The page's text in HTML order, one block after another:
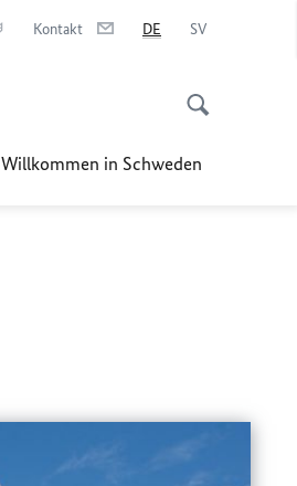
Kontakt DE SV
Willkommen in Schweden